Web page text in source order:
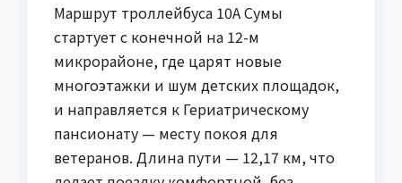
Маршрут троллейбуса 10А Сумы
стартует с конечной на 12-м
микрорайоне, где царят новые
многоэтажки и шум детских площадок,
и направляется к Гериатрическому
пансионату — месту покоя для
ветеранов. Длина пути — 12,17 км, что